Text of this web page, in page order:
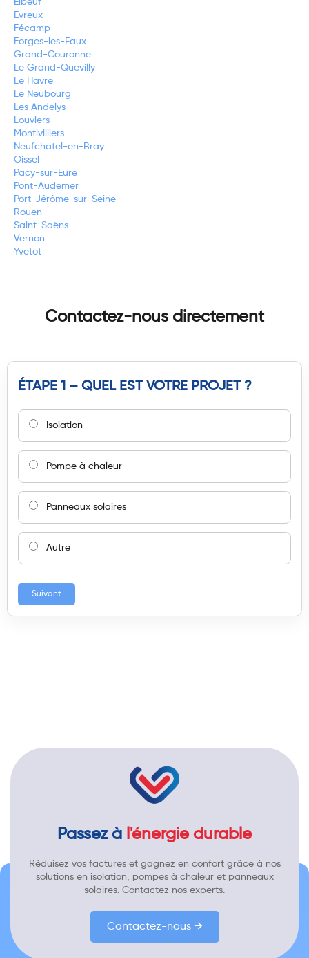
Elbeuf
Evreux
Fécamp
Forges-les-Eaux
Grand-Couronne
Le Grand-Quevilly
Le Havre
Le Neubourg
Les Andelys
Louviers
Montivilliers
Neufchatel-en-Bray
Oissel
Pacy-sur-Eure
Pont-Audemer
Port-Jérôme-sur-Seine
Rouen
Saint-Saëns
Vernon
Yvetot
Contactez-nous directement
ÉTAPE 1 – QUEL EST VOTRE PROJET ?
Isolation
Pompe à chaleur
Panneaux solaires
Autre
Suivant
Passez à l'énergie durable
Réduisez vos factures et gagnez en confort grâce à nos
solutions en isolation, pompes à chaleur et panneaux
solaires. Contactez nos experts.
Contactez-nous →